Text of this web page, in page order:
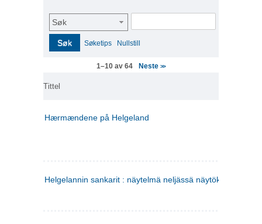
Søk
Søk Søketips Nullstill
1–10 av 64 Neste>>
Tittel
Hærmændene på Helgeland
Helgelannin sankarit : näytelmä neljässä näytöksessä